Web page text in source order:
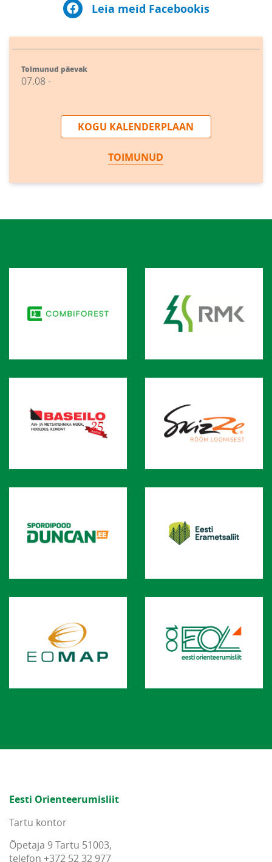
Leia meid Facebookis
Toimunud päevak
07.08 -
KOGU KALENDERPLAAN
TOIMUNUD
Eesti Orienteerumisliit
Tartu kontor
Õpetaja 9 Tartu 51003,
telefon +372 52 32 977